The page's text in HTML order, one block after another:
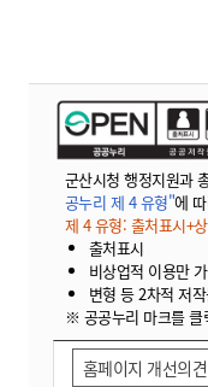
군산시청 행정지원과
공누리 제 4 유형"에
제 4 유형: 출처표시+
출처표시
비상업적 이용만
변형 등 2차적 저
※ 공공누리 마크를 클
홈페이지 개선의견